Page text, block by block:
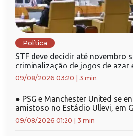
Política
STF deve decidir até novembro
criminalização de jogos de azar
09/08/2026 03:20 3 min
● PSG e Manchester United se
amistoso no Estádio Ullevi, em
09/08/2026 01:20 3 min